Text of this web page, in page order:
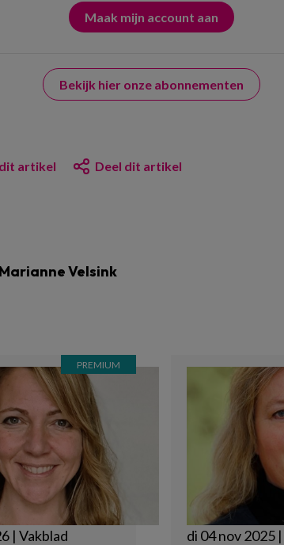
Bekijk hier onze abonnementen
artikel Deel dit artikel
Marianne Velsink
| Vakblad
di 04 nov 2025